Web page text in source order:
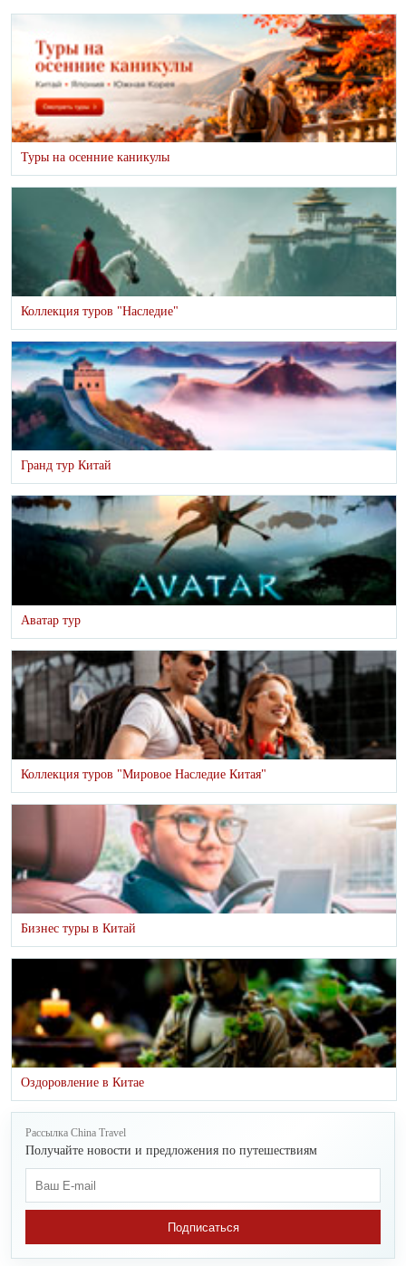
Туры на осенние каникулы
Коллекция туров "Наследие"
Гранд тур Китай
Аватар тур
Коллекция туров "Мировое Наследие Китая"
Бизнес туры в Китай
Оздоровление в Китае
Рассылка China Travel
Получайте новости и предложения по путешествиям
Подписаться